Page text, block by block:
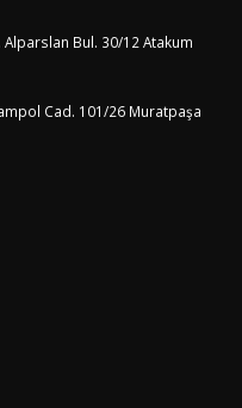
Alparslan Bul. 30/12 Atakum
Cad. 101/26 Muratpaşa